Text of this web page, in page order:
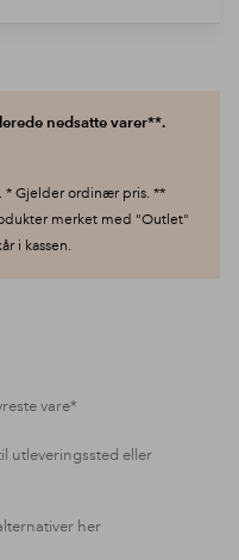
nedsatte varer**.
* Gjelder ordinær pris. **
merket med "Outlet"
i kassen.
vare*
utleveringssted eller
her